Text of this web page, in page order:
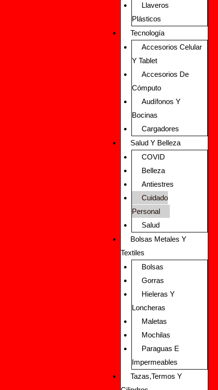
Llaveros
Plásticos
Tecnología
Accesorios Celular
Y Tablet
Accesorios De
Cómputo
Audífonos Y
Bocinas
Cargadores
Salud Y Belleza
COVID
Belleza
Antiestres
Cuidado
Personal
Salud
Bolsas Metales Y
Textiles
Bolsas
Gorras
Hieleras Y
Loncheras
Maletas
Mochilas
Paraguas E
Impermeables
Tazas,Termos Y